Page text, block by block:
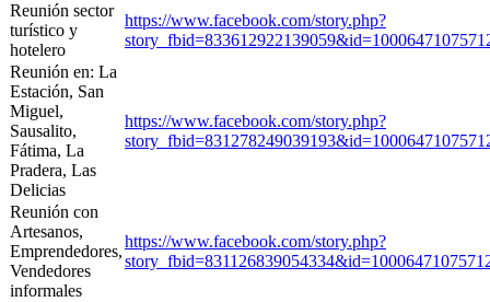
Reunión sector
turístico y
hotelero
https://www.facebook.com/story.php?
Reunión en: La
Estación, San
Miguel,
Sausalito,
Fátima, La
Pradera, Las
Delicias
https://www.facebook.com/story.php?
Reunión con
Artesanos,
Emprendedores,
Vendedores
informales
https://www.facebook.com/story.php?